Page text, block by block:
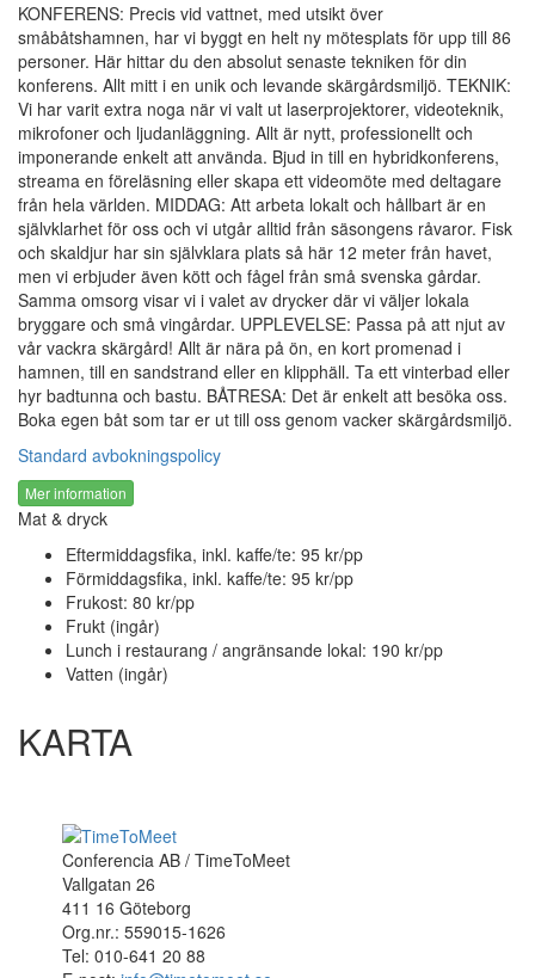
KONFERENS: Precis vid vattnet, med utsikt över
småbåtshamnen, har vi byggt en helt ny mötesplats för upp till 86
personer. Här hittar du den absolut senaste tekniken för din
konferens. Allt mitt i en unik och levande skärgårdsmiljö. TEKNIK:
Vi har varit extra noga när vi valt ut laserprojektorer, videoteknik,
mikrofoner och ljudanläggning. Allt är nytt, professionellt och
imponerande enkelt att använda. Bjud in till en hybridkonferens,
streama en föreläsning eller skapa ett videomöte med deltagare
från hela världen. MIDDAG: Att arbeta lokalt och hållbart är en
självklarhet för oss och vi utgår alltid från säsongens råvaror. Fisk
och skaldjur har sin självklara plats så här 12 meter från havet,
men vi erbjuder även kött och fågel från små svenska gårdar.
Samma omsorg visar vi i valet av drycker där vi väljer lokala
bryggare och små vingårdar. UPPLEVELSE: Passa på att njut av
vår vackra skärgård! Allt är nära på ön, en kort promenad i
hamnen, till en sandstrand eller en klipphäll. Ta ett vinterbad eller
hyr badtunna och bastu. BÅTRESA: Det är enkelt att besöka oss.
Boka egen båt som tar er ut till oss genom vacker skärgårdsmiljö.
Standard avbokningspolicy
Mer information
Mat & dryck
Eftermiddagsfika, inkl. kaffe/te: 95 kr/pp
Förmiddagsfika, inkl. kaffe/te: 95 kr/pp
Frukost: 80 kr/pp
Frukt (ingår)
Lunch i restaurang / angränsande lokal: 190 kr/pp
Vatten (ingår)
KARTA
Conferencia AB / TimeToMeet
Vallgatan 26
411 16 Göteborg
Org.nr.: 559015-1626
Tel: 010-641 20 88